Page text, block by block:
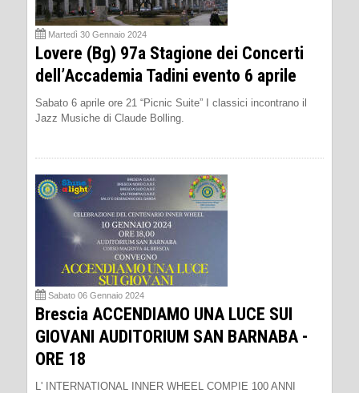
Martedì 30 Gennaio 2024
Lovere (Bg) 97a Stagione dei Concerti
dell’Accademia Tadini evento 6 aprile
Sabato 6 aprile ore 21 “Picnic Suite” I classici incontrano il
Jazz Musiche di Claude Bolling.
Sabato 06 Gennaio 2024
Brescia ACCENDIAMO UNA LUCE SUI
GIOVANI AUDITORIUM SAN BARNABA -
ORE 18
L' INTERNATIONAL INNER WHEEL COMPIE 100 ANNI